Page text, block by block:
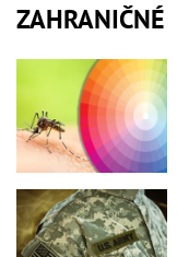
ZAHRANIČNÉ